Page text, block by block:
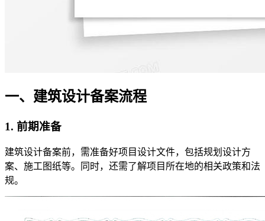
一、建筑设计备案流程
1. 前期准备
建筑设计备案前，需准备好项目设计文件，包括规划设计方
案、施工图纸等。同时，还需了解项目所在地的相关政策和法
规。